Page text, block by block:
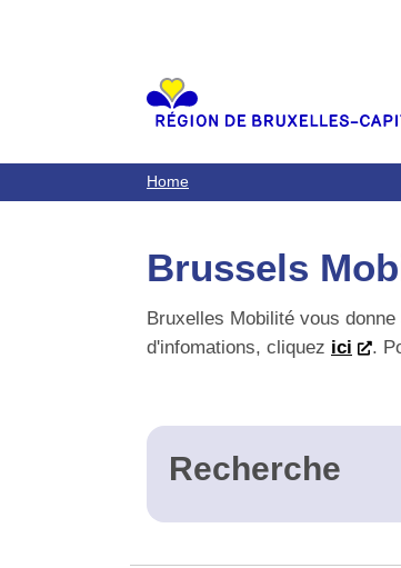
Home
Brussels
Bruxelles Mobilité vous donne
d'infomations, cliquez ici .
Recherche